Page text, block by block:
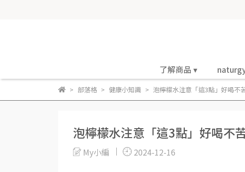
了解商品 ▾
部落格 健康小知識 泡檸檬水注意「這3點」好喝不
泡檸檬水注意「這3點」好喝不
My小編 2024-12-16